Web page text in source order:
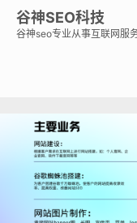
谷神SEO科技
谷神seo专业从事互联网服